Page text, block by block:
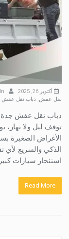
أكتوبر 26, 2025 In
نقل عفش, دباب نقل عفش
دباب نقل عفش جدة
توقف ليل ولا نهار،
الأغراض الصغيرة
الذكي والسريع لأي
استئجار سيارات
Read More